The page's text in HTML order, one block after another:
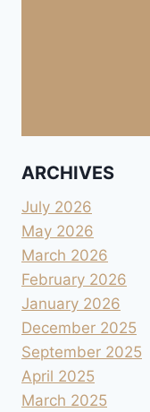
ARCHIVES
July 2026
May 2026
March 2026
February 2026
January 2026
December 2025
September 2025
April 2025
March 2025